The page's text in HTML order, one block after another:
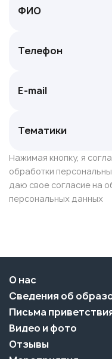
Нажимая кнопку, я
обработки
даю свое согласие на
персональных данных
О нас
Сведения об
Письма
Видео и фото
Отзывы